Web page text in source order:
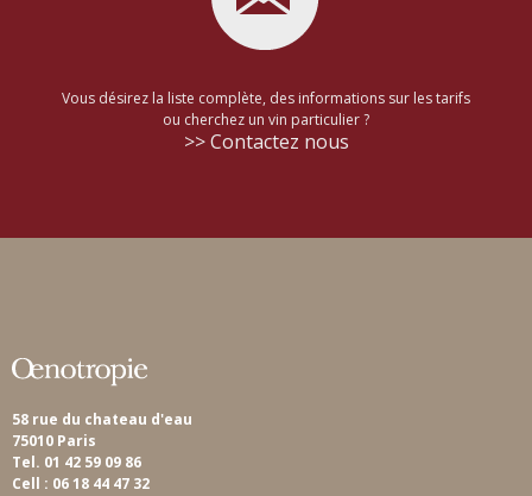
Vous désirez la liste complète, des informations sur les tarifs
ou cherchez un vin particulier ?
>> Contactez nous
58 rue du chateau d'eau
75010 Paris
Tel. 01 42 59 09 86
Cell : 06 18 44 47 32